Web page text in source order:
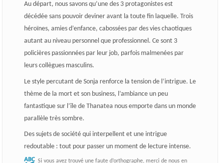
Au départ, nous savons qu’une des 3 protagonistes est
décédée sans pouvoir deviner avant la toute fin laquelle. Trois
héroïnes, amies d’enfance, cabossées par des vies chaotiques
autant au niveau personnel que professionnel. Ce sont 3
policières passionnées par leur job, parfois malmenées par
leurs collègues masculins.
Le style percutant de Sonja renforce la tension de l’intrigue. Le
thème de la mort et son business, l’ambiance un peu
fantastique sur l’île de Thanatea nous emporte dans un monde
parallèle très sombre.
Des sujets de société qui interpellent et une intrigue
redoutable : tout pour passer un moment de lecture intense.
Si vous avez trouvé une faute d’orthographe, merci de nous en